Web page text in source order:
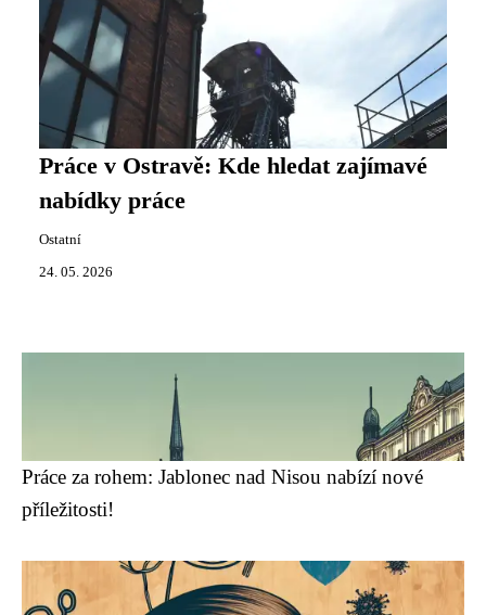
Práce v Ostravě: Kde hledat zajímavé
nabídky práce
Ostatní
24. 05. 2026
Práce za rohem: Jablonec nad Nisou nabízí nové
příležitosti!